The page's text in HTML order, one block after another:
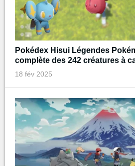
Pokédex Hisui Légendes
complète des 242 créatures à
18 fév 2025